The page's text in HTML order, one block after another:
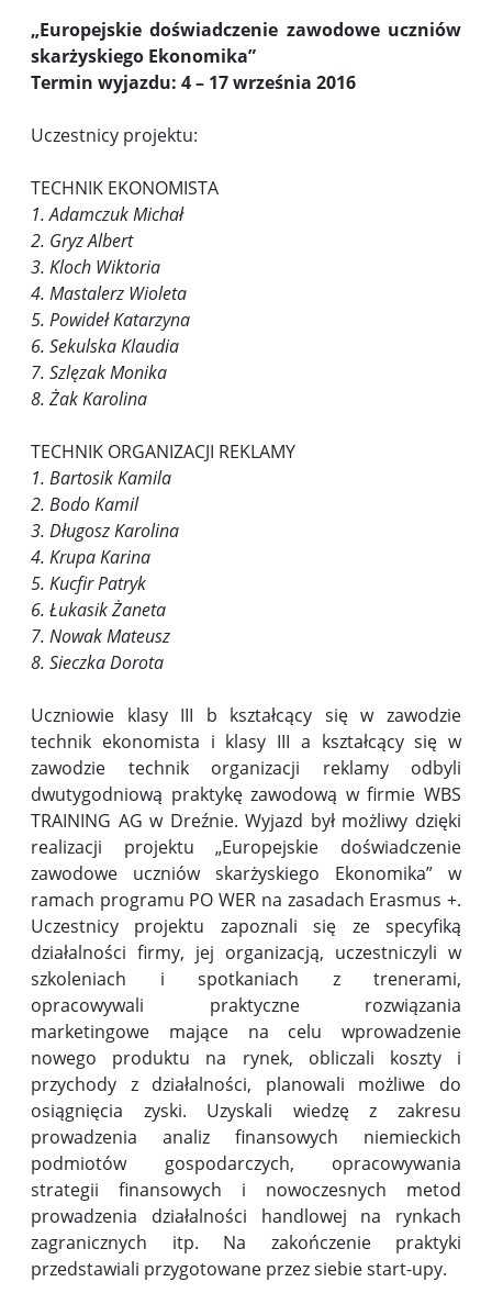
„Europejskie doświadczenie zawodowe uczniów
skarżyskiego Ekonomika”
Termin wyjazdu: 4 – 17 września 2016
Uczestnicy projektu:
TECHNIK EKONOMISTA
1. Adamczuk Michał
2. Gryz Albert
3. Kloch Wiktoria
4. Mastalerz Wioleta
5. Powideł Katarzyna
6. Sekulska Klaudia
7. Szlęzak Monika
8. Żak Karolina
TECHNIK ORGANIZACJI REKLAMY
1. Bartosik Kamila
2. Bodo Kamil
3. Długosz Karolina
4. Krupa Karina
5. Kucfir Patryk
6. Łukasik Żaneta
7. Nowak Mateusz
8. Sieczka Dorota
Uczniowie klasy III b kształcący się w zawodzie
technik ekonomista i klasy III a kształcący się w
zawodzie technik organizacji reklamy odbyli
dwutygodniową praktykę zawodową w firmie WBS
TRAINING AG w Dreźnie. Wyjazd był możliwy dzięki
realizacji projektu „Europejskie doświadczenie
zawodowe uczniów skarżyskiego Ekonomika” w
ramach programu PO WER na zasadach Erasmus +.
Uczestnicy projektu zapoznali się ze specyfiką
działalności firmy, jej organizacją, uczestniczyli w
szkoleniach i spotkaniach z trenerami,
opracowywali praktyczne rozwiązania
marketingowe mające na celu wprowadzenie
nowego produktu na rynek, obliczali koszty i
przychody z działalności, planowali możliwe do
osiągnięcia zyski. Uzyskali wiedzę z zakresu
prowadzenia analiz finansowych niemieckich
podmiotów gospodarczych, opracowywania
strategii finansowych i nowoczesnych metod
prowadzenia działalności handlowej na rynkach
zagranicznych itp. Na zakończenie praktyki
przedstawiali przygotowane przez siebie start-upy.